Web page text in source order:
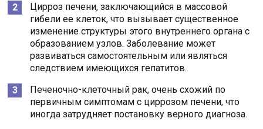
Цирроз печени, заключающийся в массовой
гибели ее клеток, что вызывает существенное
изменение структуры этого внутреннего органа с
образованием узлов. Заболевание может
развиваться самостоятельным или являться
следствием имеющихся гепатитов.
Печеночно-клеточный рак, очень схожий по
первичным симптомам с циррозом печени, что
иногда затрудняет постановку верного диагноза.